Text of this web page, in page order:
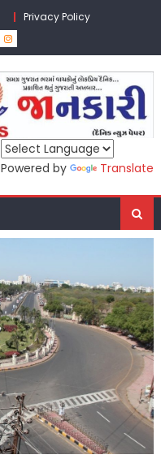
Privacy Policy
Powered by Translate